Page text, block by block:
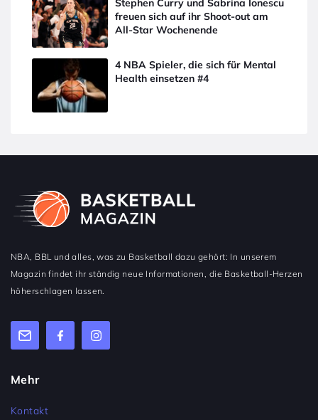
Stephen Curry und Sabrina Ionescu
freuen sich auf ihr Shoot-out am
All-Star Wochenende
4 NBA Spieler, die sich für Mental
Health einsetzen #4
NBA, BBL und alles, was zu Basketball dazu gehört: In unserem
Magazin findet ihr ständig neue Informationen, die Basketball-Herzen
höherschlagen lassen.
Mehr
Kontakt